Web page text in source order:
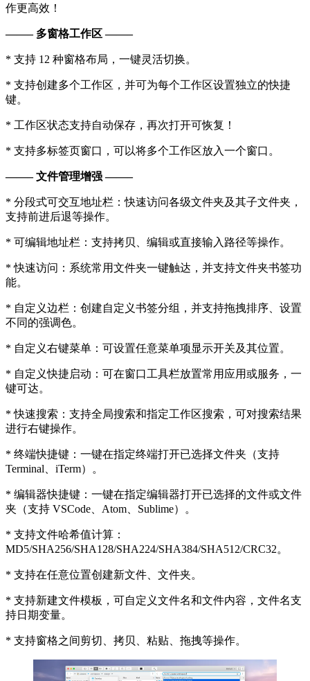
作更高效！
——– 多窗格工作区 ——–
* 支持 12 种窗格布局，一键灵活切换。
* 支持创建多个工作区，并可为每个工作区设置独立的快捷
键。
* 工作区状态支持自动保存，再次打开可恢复！
* 支持多标签页窗口，可以将多个工作区放入一个窗口。
——– 文件管理增强 ——–
* 分段式可交互地址栏：快速访问各级文件夹及其子文件夹，
支持前进后退等操作。
* 可编辑地址栏：支持拷贝、编辑或直接输入路径等操作。
* 快速访问：系统常用文件夹一键触达，并支持文件夹书签功
能。
* 自定义边栏：创建自定义书签分组，并支持拖拽排序、设置
不同的强调色。
* 自定义右键菜单：可设置任意菜单项显示开关及其位置。
* 自定义快捷启动：可在窗口工具栏放置常用应用或服务，一
键可达。
* 快速搜索：支持全局搜索和指定工作区搜索，可对搜索结果
进行右键操作。
* 终端快捷键：一键在指定终端打开已选择文件夹（支持
Terminal、iTerm）。
* 编辑器快捷键：一键在指定编辑器打开已选择的文件或文件
夹（支持 VSCode、Atom、Sublime）。
* 支持文件哈希值计算：
MD5/SHA256/SHA128/SHA224/SHA384/SHA512/CRC32。
* 支持在任意位置创建新文件、文件夹。
* 支持新建文件模板，可自定义文件名和文件内容，文件名支
持日期变量。
* 支持窗格之间剪切、拷贝、粘贴、拖拽等操作。